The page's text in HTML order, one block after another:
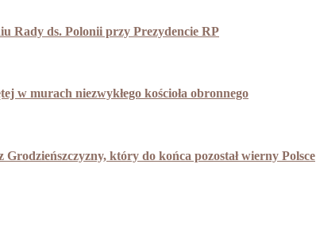
Rady ds. Polonii przy Prezydencie RP
w murach niezwykłego kościoła obronnego
który do końca pozostał wierny Polsce